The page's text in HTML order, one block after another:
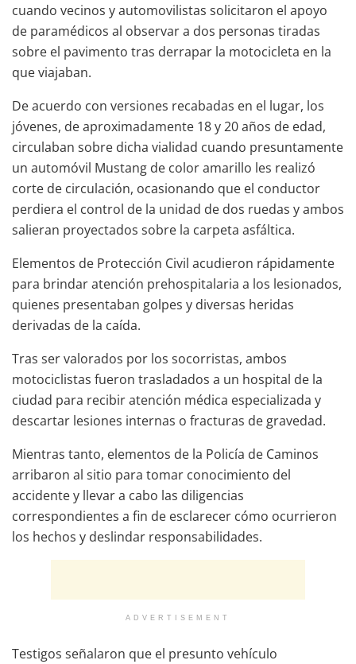
cuando vecinos y automovilistas solicitaron el apoyo
de paramédicos al observar a dos personas tiradas
sobre el pavimento tras derrapar la motocicleta en la
que viajaban.
De acuerdo con versiones recabadas en el lugar, los
jóvenes, de aproximadamente 18 y 20 años de edad,
circulaban sobre dicha vialidad cuando presuntamente
un automóvil Mustang de color amarillo les realizó
corte de circulación, ocasionando que el conductor
perdiera el control de la unidad de dos ruedas y ambos
salieran proyectados sobre la carpeta asfáltica.
Elementos de Protección Civil acudieron rápidamente
para brindar atención prehospitalaria a los lesionados,
quienes presentaban golpes y diversas heridas
derivadas de la caída.
Tras ser valorados por los socorristas, ambos
motociclistas fueron trasladados a un hospital de la
ciudad para recibir atención médica especializada y
descartar lesiones internas o fracturas de gravedad.
Mientras tanto, elementos de la Policía de Caminos
arribaron al sitio para tomar conocimiento del
accidente y llevar a cabo las diligencias
correspondientes a fin de esclarecer cómo ocurrieron
los hechos y deslindar responsabilidades.
ADVERTISEMENT
Testigos señalaron que el presunto vehículo